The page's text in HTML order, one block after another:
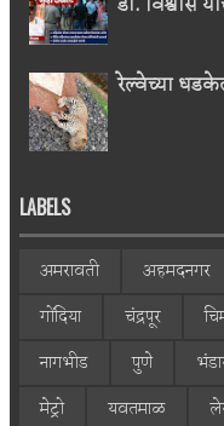
रेल्वेच्या
LABELS
अमरावती अहमदनगर
गोंदिया
चंद्रपूर
नागभीड
पुणे
मेट्रो
यवतमाळ